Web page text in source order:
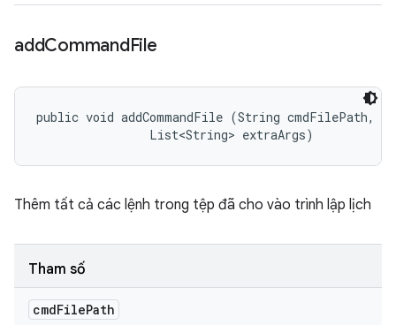
addCommandFile
public void addCommandFile (String cmdFilePath,
                List<String> extraArgs)
Thêm tất cả các lệnh trong tệp đã cho vào trình lập lịch
Tham số
cmdFilePath